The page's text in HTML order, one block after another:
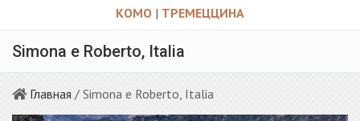
КОМО | ТРЕМЕЦЦИНА
Simona e Roberto, Italia
Главная / Simona e Roberto, Italia